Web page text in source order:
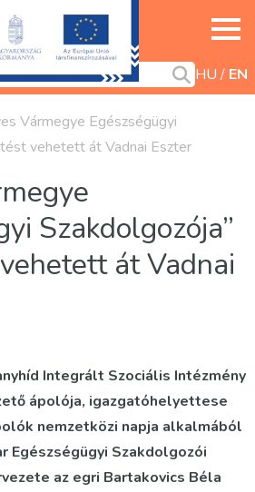
HU EN
Vármegye Egészségügyi
vehetett át Vadnai Eszter
Szakdolgozója”
át Vadnai
Integrált Szociális Intézmény
ápolója, igazgatóhelyettese
nemzetközi napja alkalmából
Egészségügyi Szakdolgozói
az egri Bartakovics Béla